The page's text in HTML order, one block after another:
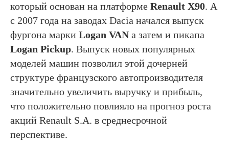
который основан на платформе Renault X90. А
с 2007 года на заводах Dacia начался выпуск
фургона марки Logan VANа затем и пикапа
Logan Pickup. Выпуск новых популярных
моделей машин позволил этой дочерней
структуре французского автопроизводителя
значительно увеличить выручку и прибыль,
что положительно повлияло на прогноз роста
акций Renault S.A. в среднесрочной
перспективе.